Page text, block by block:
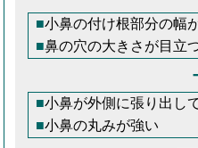
小鼻の付け根部分の幅
鼻の穴の大きさが目立
小鼻が外側に張り出し
小鼻の丸みが強い